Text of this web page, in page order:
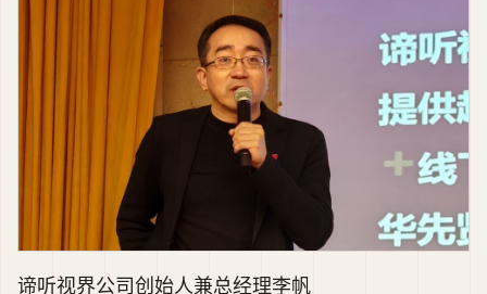
谛听视界公司创始人兼总经理李帆